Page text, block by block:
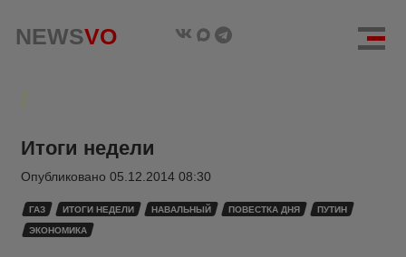
NEWSVO
Итоги недели
Опубликовано 05.12.2014 08:30
ГАЗ ИТОГИ НЕДЕЛИ НАВАЛЬНЫЙ ПОВЕСТКА ДНЯ ПУТИН
ЭКОНОМИКА